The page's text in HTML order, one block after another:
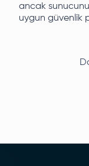
ancak
uygun güvenlik